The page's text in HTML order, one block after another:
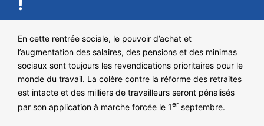
NOS ACTIONS
En cette rentrée sociale, le pouvoir d’achat et
l’augmentation des salaires, des pensions et des minimas
sociaux sont toujours les revendications prioritaires pour le
monde du travail. La colère contre la réforme des retraites
est intacte et des milliers de travailleurs seront pénalisés
par son application à marche forcée le 1erseptembre.